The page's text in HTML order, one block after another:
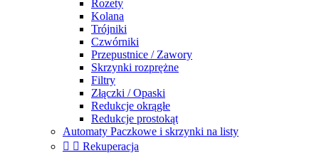
Rozety
Kolana
Trójniki
Czwórniki
Przepustnice / Zawory
Skrzynki rozprężne
Filtry
Złączki / Opaski
Redukcje okrągłe
Redukcje prostokąt
Automaty Paczkowe i skrzynki na listy
  Rekuperacja